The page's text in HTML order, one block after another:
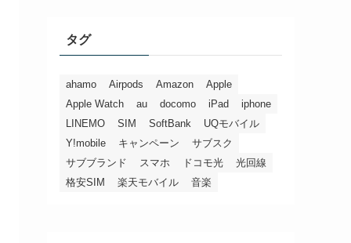
タグ
ahamo Airpods Amazon
Apple
Apple Watch
au docomo iPad
iphone
LINEMO
SIM SoftBank
UQモバイル
Y!mobile
キャンペーン
サブスク
サブブランド
スマホ ドコモ光
光回線
格安SIM
楽天モバイル 音楽